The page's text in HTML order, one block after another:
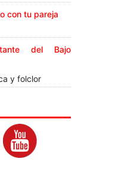
con tu pareja
del Bajo
y folclor